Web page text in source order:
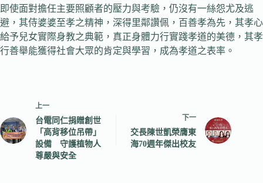
即使面對擔任主要照顧者的壓力與考驗，仍沒有一絲怨尤及逃
避，其侍婆婆至孝之精神，深得里鄰讚佩，百善孝為先，其孝心
給予兒女實際身教之典範，真正身體力行實踐孝道的美德，其孝
行善舉能獲得社會大眾的肯定與學習，成為孝道之表率。
上一
台電同仁捐贈創世
「高背移位吊帶」
設備 守護植物人
尊嚴與安全
下一
交長陳世凱榮膺東
海70週年傑出校友